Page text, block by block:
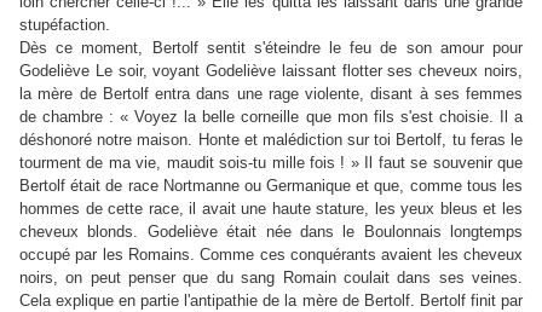
stupéfaction.
Dès ce moment, Bertolf sentit s'éteindre le feu de son amour pour
Godeliève Le soir, voyant Godeliève laissant flotter ses cheveux noirs,
la mère de Bertolf entra dans une rage violente, disant à ses femmes
de chambre : « Voyez la belle corneille que mon fils s'est choisie. Il a
déshonoré notre maison. Honte et malédiction sur toi Bertolf, tu feras le
tourment de ma vie, maudit sois-tu mille fois ! » Il faut se souvenir que
Bertolf était de race Nortmanne ou Germanique et que, comme tous les
hommes de cette race, il avait une haute stature, les yeux bleus et les
cheveux blonds. Godeliève était née dans le Boulonnais longtemps
occupé par les Romains. Comme ces conquérants avaient les cheveux
noirs, on peut penser que du sang Romain coulait dans ses veines.
Cela explique en partie l'antipathie de la mère de Bertolf. Bertolf finit par